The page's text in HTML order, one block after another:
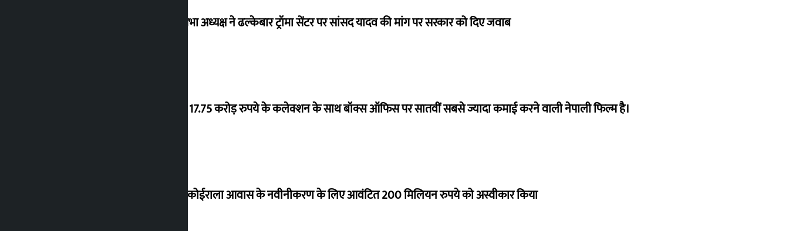
विधानसभा अध्यक्ष ने ढल्केबार ट्रॉमा सेंटर पर सांसद यादव की मांग पर सरकार को दिए जवाब
‘गौंथली’ 17.75 करोड़ रुपये के कलेक्शन के साथ बॉक्स ऑफिस पर सातवीं सबसे ज्यादा कमाई करने वाली नेपाली फिल्म है।
शेखर ने कोईराला आवास के नवीनीकरण के लिए आवंटित 200 मिलियन रुपये को अस्वीकार किया